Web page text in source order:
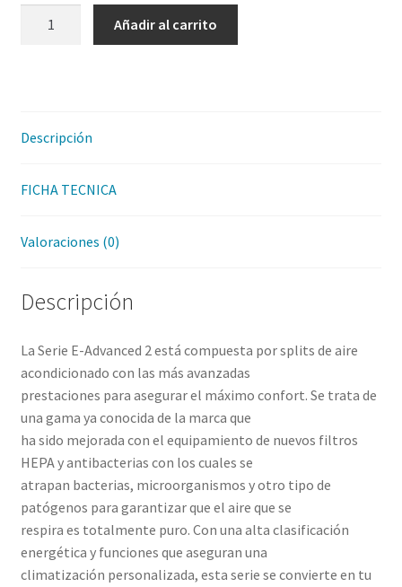
Añadir al carrito
Descripción
FICHA TECNICA
Valoraciones (0)
Descripción
La Serie E-Advanced 2 está compuesta por splits de aire
acondicionado con las más avanzadas
prestaciones para asegurar el máximo confort. Se trata de
una gama ya conocida de la marca que
ha sido mejorada con el equipamiento de nuevos filtros
HEPA y antibacterias con los cuales se
atrapan bacterias, microorganismos y otro tipo de
patógenos para garantizar que el aire que se
respira es totalmente puro. Con una alta clasificación
energética y funciones que aseguran una
climatización personalizada, esta serie se convierte en tu